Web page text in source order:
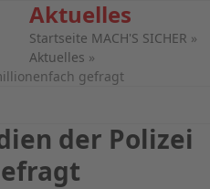
Aktuelles
Startseite MACH'S SICHER »
Aktuelles »
gefragt
der Polizei